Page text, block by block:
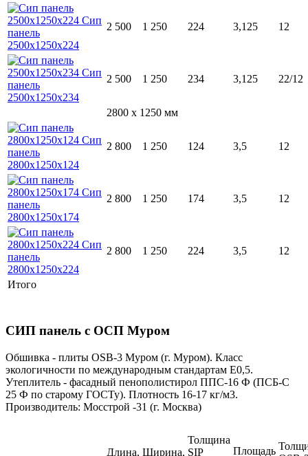
2 500 1 250 224 3,125 12
2 500 1 250 234 3,125 22/12
2800 x 1250 мм
2 800 1 250 124 3,5 12
2 800 1 250 174 3,5 12
2 800 1 250 224 3,5 12
Итого
СИП панель с ОСП Муром
Обшивка - плиты ОSB-3 Муром (г. Муром). Класс
экологичности по международным стандартам Е0,5.
Утеплитель - фасадный пенополистирол ППС-16 Ф (ПСБ-С
25 Ф по старому ГОСТу). Плотность 16-17 кг/м3.
Производитель: Мосстрой -31 (г. Москва)
Длина, Ширина,
Толщина
SIP
Площадь